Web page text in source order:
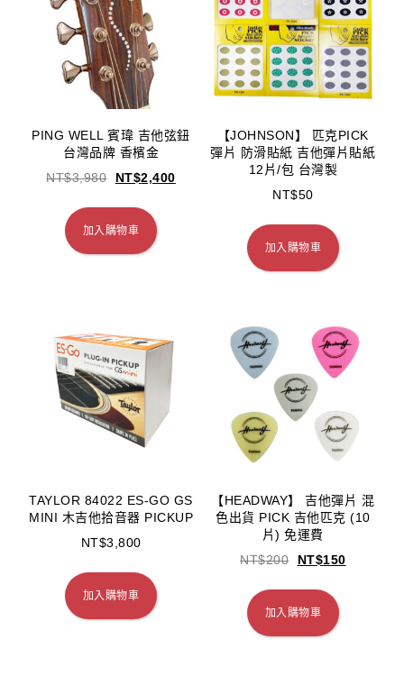
PING WELL 賓瑋 吉他弦鈕
台灣品牌 香檳金
NT$3,980 NT$2,400
加入購物車
【JOHNSON】 匹克PICK
彈片 防滑貼紙 吉他彈片貼紙
12片/包 台灣製
NT$50
加入購物車
TAYLOR 84022 ES-GO GS
MINI 木吉他拾音器 PICKUP
NT$3,800
加入購物車
【HEADWAY】 吉他彈片 混
色出貨 PICK 吉他匹克 (10
片) 免運費
NT$200 NT$150
加入購物車